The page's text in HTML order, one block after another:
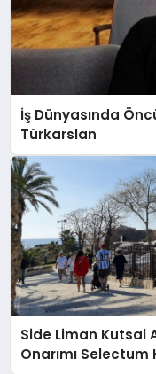
İş Dünyasında
Türkarslan
Side Liman Kutsal
Onarımı